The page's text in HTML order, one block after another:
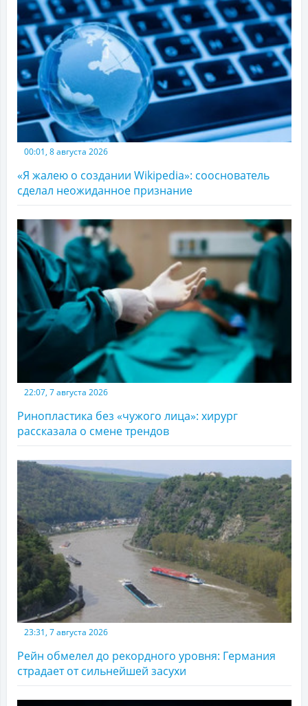
00:01, 8 августа 2026
«Я жалею о создании Wikipedia»: сооснователь
сделал неожиданное признание
22:07, 7 августа 2026
Ринопластика без «чужого лица»: хирург
рассказала о смене трендов
23:31, 7 августа 2026
Рейн обмелел до рекордного уровня: Германия
страдает от сильнейшей засухи